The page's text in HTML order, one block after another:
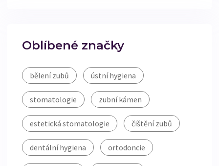
Oblíbené značky
bělení zubů ústní hygiena
stomatologie zubní kámen
estetická stomatologie čištění zubů
dentální hygiena ortodoncie